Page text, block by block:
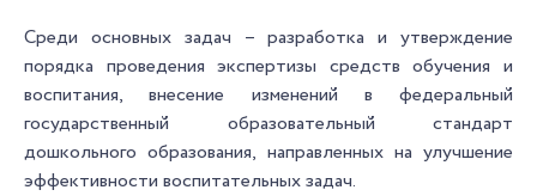
Среди основных задач – разработка и утверждение
порядка проведения экспертизы средств обучения и
воспитания, внесение изменений в федеральный
государственный образовательный стандарт
дошкольного образования, направленных на улучшение
эффективности воспитательных задач.